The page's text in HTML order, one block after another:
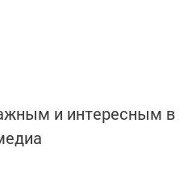
и интересным в